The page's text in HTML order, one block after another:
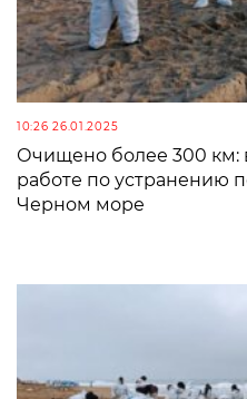
10:26 26.01.2025
Очищено более 300 км:
работе по устранению
Черном море